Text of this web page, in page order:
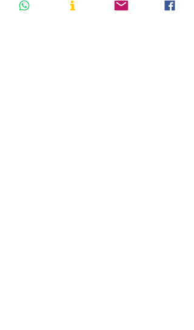
模式》（2015 年天下杂 志出版）